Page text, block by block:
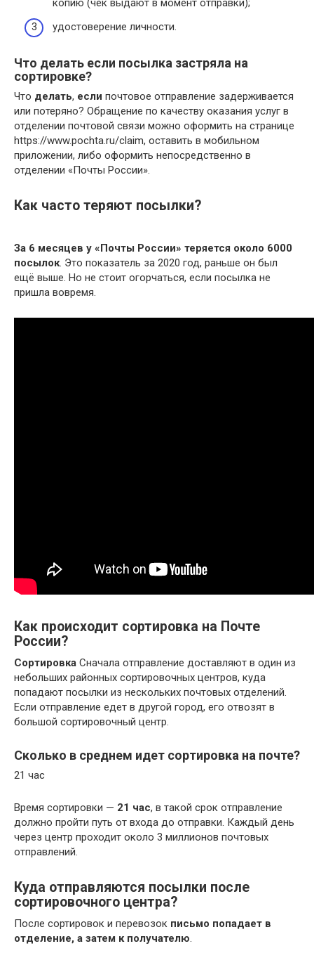
копию (чек выдают в момент отправки);
удостоверение личности.
Что делать если посылка застряла на
сортировке?
Что делать, если почтовое отправление задерживается
или потеряно? Обращение по качеству оказания услуг в
отделении почтовой связи можно оформить на странице
https://www.pochta.ru/claim, оставить в мобильном
приложении, либо оформить непосредственно в
отделении «Почты России».
Как часто теряют посылки?
За 6 месяцев у «Почты России» теряется около 6000
посылок. Это показатель за 2020 год, раньше он был
ещё выше. Но не стоит огорчаться, если посылка не
пришла вовремя.
Как происходит сортировка на Почте
России?
Сортировка Сначала отправление доставляют в один из
небольших районных сортировочных центров, куда
попадают посылки из нескольких почтовых отделений.
Если отправление едет в другой город, его отвозят в
большой сортировочный центр.
Сколько в среднем идет сортировка на почте?
21 час
Время сортировки — 21 час, в такой срок отправление
должно пройти путь от входа до отправки. Каждый день
через центр проходит около 3 миллионов почтовых
отправлений.
Куда отправляются посылки после
сортировочного центра?
После сортировок и перевозок письмо попадает в
отделение, а затем к получателю.